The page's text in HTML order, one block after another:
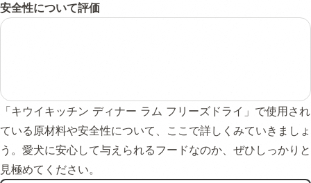
安全性について評価
「キウイキッチン ディナー ラム フリーズドライ」で使用され
ている原材料や安全性について、ここで詳しくみていきましょ
う。愛犬に安心して与えられるフードなのか、ぜひしっかりと
見極めてください。